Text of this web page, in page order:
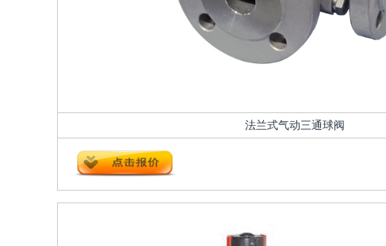
法兰式气动三通球阀